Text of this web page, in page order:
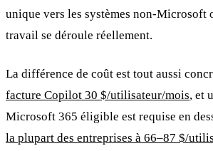
unique vers les systèmes non-Microsoft
travail se déroule réellement.
La différence de coût est tout aussi
facture Copilot 30 $/utilisateur/mois, et
Microsoft 365 éligible est requise en
la plupart des entreprises à 66–87 $/